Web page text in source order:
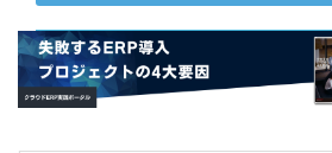
ERP
会計